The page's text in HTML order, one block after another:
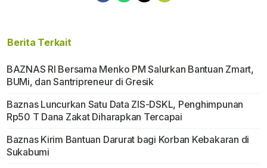
Berita Terkait
BAZNAS RI Bersama Menko PM Salurkan Bantuan Zmart,
BUMi, dan Santripreneur di Gresik
Baznas Luncurkan Satu Data ZIS-DSKL, Penghimpunan
Rp50 T Dana Zakat Diharapkan Tercapai
Baznas Kirim Bantuan Darurat bagi Korban Kebakaran di
Sukabumi